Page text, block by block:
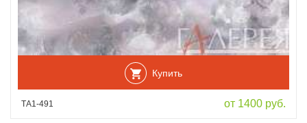
Купить
ТА1-491 от 1400 руб.